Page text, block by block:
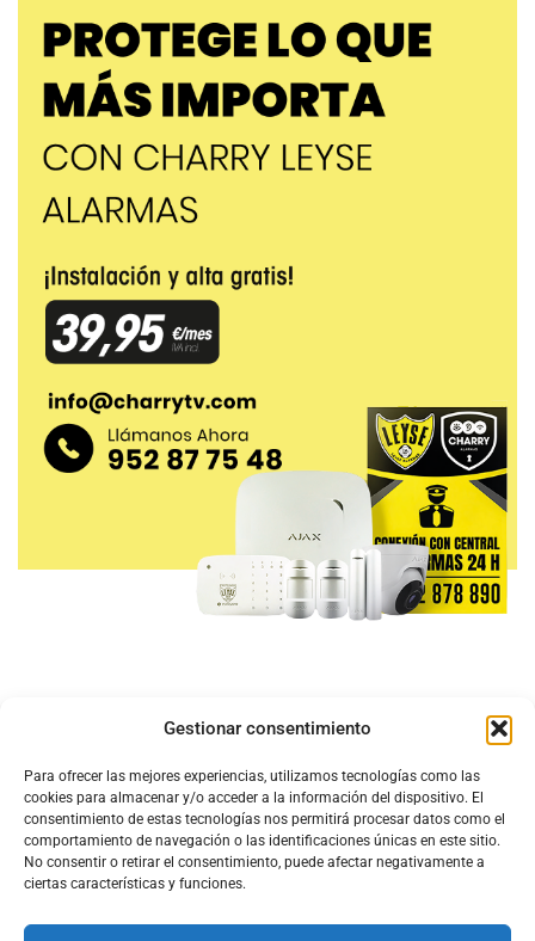
Gestionar consentimiento
Para ofrecer las mejores experiencias, utilizamos tecnologías como las
cookies para almacenar y/o acceder a la información del dispositivo. El
consentimiento de estas tecnologías nos permitirá procesar datos como el
comportamiento de navegación o las identificaciones únicas en este sitio.
No consentir o retirar el consentimiento, puede afectar negativamente a
ciertas características y funciones.